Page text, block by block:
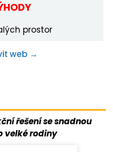
prostor
web →
řešení se snadnou
velké rodiny